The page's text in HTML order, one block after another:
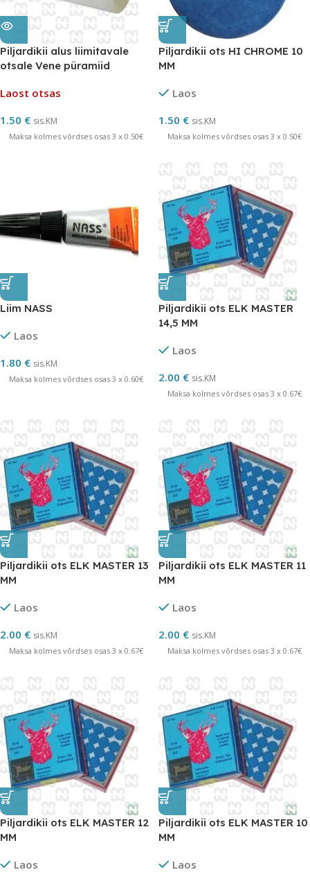
Piljardikii alus liimitavale
otsale Vene püramiid
Laost otsas
1.50 € sis.KM
Maksa kolmes võrdses osas 3 x 0.50€
Piljardikii ots HI CHROME 10
MM
Laos
1.50 € sis.KM
Maksa kolmes võrdses osas 3 x 0.50€
Liim NASS
Laos
1.80 € sis.KM
Maksa kolmes võrdses osas 3 x 0.60€
Piljardikii ots ELK MASTER
14,5 MM
Laos
2.00 € sis.KM
Maksa kolmes võrdses osas 3 x 0.67€
Piljardikii ots ELK MASTER 13
MM
Laos
2.00 € sis.KM
Maksa kolmes võrdses osas 3 x 0.67€
Piljardikii ots ELK MASTER 11
MM
Laos
2.00 € sis.KM
Maksa kolmes võrdses osas 3 x 0.67€
Piljardikii ots ELK MASTER 12
MM
Laos
Piljardikii ots ELK MASTER 10
MM
Laos